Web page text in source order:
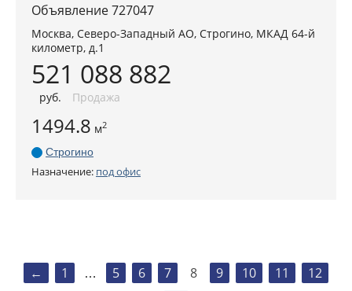
Объявление 727047
Москва, Северо-Западный АО, Строгино, МКАД 64-й
километр, д.1
521 088 882
руб. Продажа
1494.8 м2
Строгино
Назначение: под офис
← 1 … 5 6 7 8 9 10 11
12